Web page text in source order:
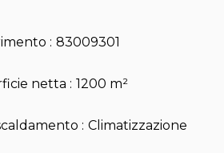
83009301
netta 1200 m²
Climatizzazione